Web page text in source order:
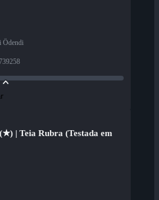
Ödendi
| Teia Rubra (Testada em